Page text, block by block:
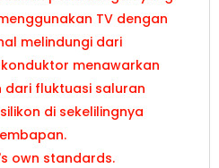
TV dengan
melindungi dari
menawarkan
dari fluktuasi saluran
di sekelilingnya
own standards.